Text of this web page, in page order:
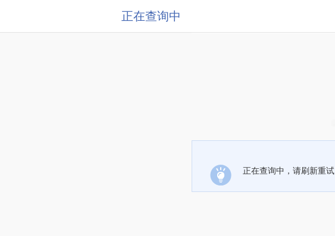
正在查询中
正在查询中，请刷新重试